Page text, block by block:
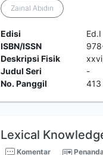
Zainal Abidin
Edisi
Ed.I
ISBN/ISSN
Deskripsi Fisik
Judul Seri
-
No. Panggil
413
Lexical
Komentar